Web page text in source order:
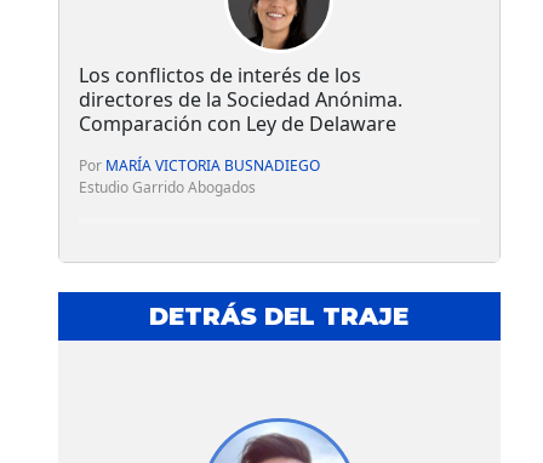
Los conflictos de interés de los
directores de la Sociedad Anónima.
Comparación con Ley de Delaware
Por MARÍA VICTORIA BUSNADIEGO
Estudio Garrido Abogados
DETRÁS DEL TRAJE